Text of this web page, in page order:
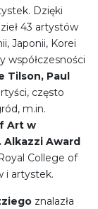
Dzięki
43 artystów
Japonii, Korei
współczesności
Tilson, Paul
często
m.in.
Art w
Alkazzi Award
College of
i artystek.
znalazła